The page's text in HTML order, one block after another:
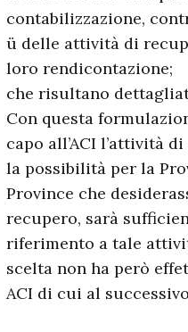
contabilizzazione,
ü delle attività di
loro rendicontazione;
che risultano
Con questa
capo all’ACI l’attività
la possibilità per la
Province che
recupero, sarà
riferimento a tale
scelta non ha però
ACI di cui al